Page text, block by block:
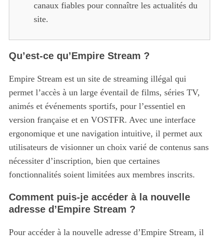
canaux fiables pour connaître les actualités du
site.
Qu’est-ce qu’Empire Stream ?
Empire Stream est un site de streaming illégal qui
permet l’accès à un large éventail de films, séries TV,
animés et événements sportifs, pour l’essentiel en
version française et en VOSTFR. Avec une interface
ergonomique et une navigation intuitive, il permet aux
utilisateurs de visionner un choix varié de contenus sans
nécessiter d’inscription, bien que certaines
fonctionnalités soient limitées aux membres inscrits.
Comment puis-je accéder à la nouvelle
adresse d’Empire Stream ?
Pour accéder à la nouvelle adresse d’Empire Stream, il